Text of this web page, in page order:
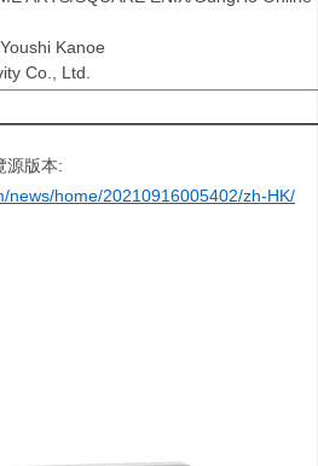
Kanoe
Co., Ltd.
源版本:
news/home/20210916005402/zh-HK/